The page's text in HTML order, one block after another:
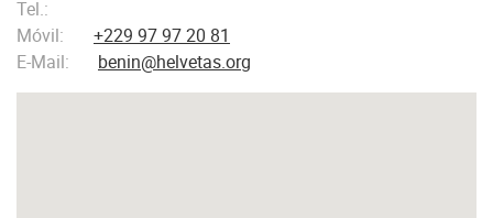
Tel.:
Móvil:
+229 97 97 20 81
E-Mail:
benin@helvetas.org